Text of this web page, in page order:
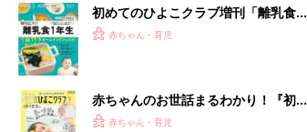
初めてのひよこクラブ増刊「離乳食1
年生 1皿作るだけ！オールインワン​レ
赤ちゃん・育児
赤ちゃんのお世話まるわかり！『初め
てのひよこクラブ 夏号』〈巻頭大特
赤ちゃん・育児